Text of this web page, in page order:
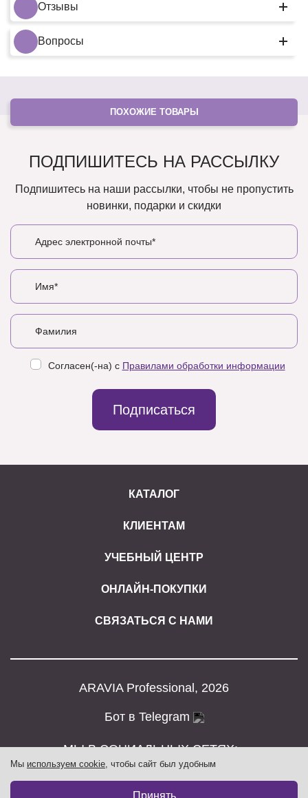
Отзывы
Вопросы
ПОХОЖИЕ ТОВАРЫ
ПОДПИШИТЕСЬ НА РАССЫЛКУ
Подпишитесь на наши рассылки, чтобы не пропустить
новинки, подарки и скидки
Согласен(-на) с Правилами обработки информации
Подписаться
КАТАЛОГ
КЛИЕНТАМ
УЧЕБНЫЙ ЦЕНТР
ОНЛАЙН-ПОКУПКИ
СВЯЗАТЬСЯ С НАМИ
ARAVIA Professional, 2026
Бот в Telegram
МЫ В СОЦИАЛЬНЫХ СЕТЯХ:
Мы используем cookie, чтобы сайт был удобным
Принять